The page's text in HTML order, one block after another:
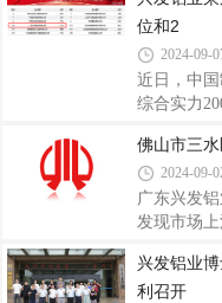
硬品质，此
的关键。
次、高素
强劲动力
以来，兴
胜”的经营
培养等重
高素质、
位和2
2024-09-
近日，中
综合实力
获2024中
装备制造业
挤压材行
国制造企
造型企业
入、资产
佛山市三
2024-09-
广东兴发
发现市场
者合法权
采取法律
兴发铝业
利召开